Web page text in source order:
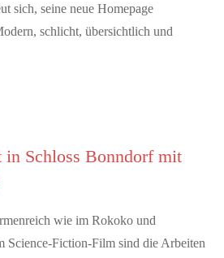
sich, seine neue Homepage
schlicht, übersichtlich und
Schloss Bonndorf mit
wie im Rokoko und
Science-Fiction-Film sind die Arbeiten